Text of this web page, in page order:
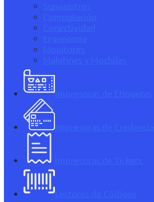
Suministros
Computación
Conectividad
Ergonomía
Monitores
Maletines y Mochilas
Impresoras de Etiquetas
Impresoras de
Impresoras de Tickets
Lectores de Códigos